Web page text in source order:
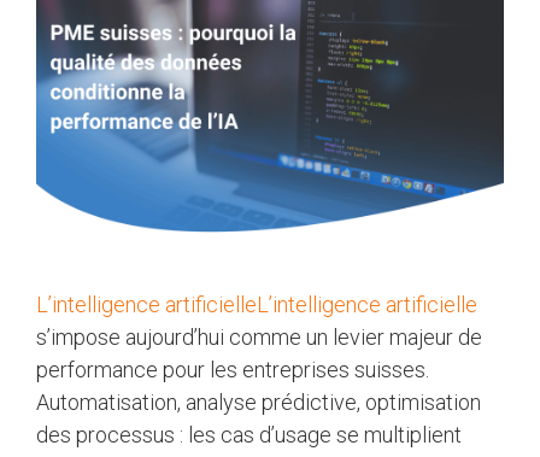
L’intelligence artificielleL’intelligence artificielle
s’impose aujourd’hui comme un levier majeur de
performance pour les entreprises suisses.
Automatisation, analyse prédictive, optimisation
des processus : les cas d’usage se multiplient